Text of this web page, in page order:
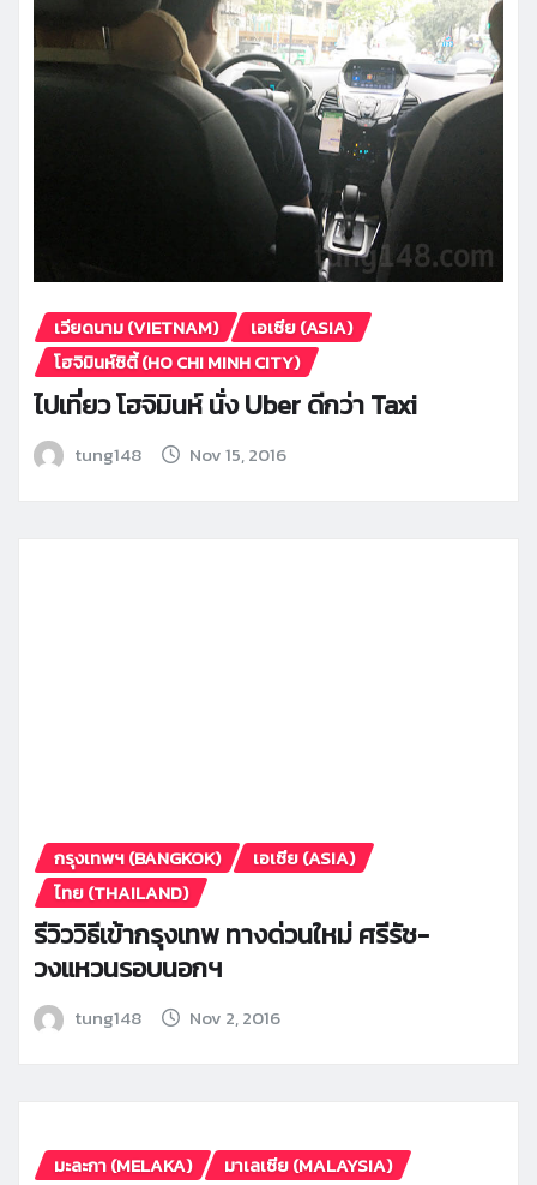
เวียดนาม (VIETNAM)
เอเซีย (ASIA)
โฮจิมินห์ซิตี้ (HO CHI MINH CITY)
ไปเที่ยว โฮจิมินห์ นั่ง Uber ดีกว่า Taxi
tung148 Nov 15, 2016
กรุงเทพฯ (BANGKOK)
เอเซีย (ASIA)
ไทย (THAILAND)
รีวิววิธีเข้ากรุงเทพ ทางด่วนใหม่ ศรีรัช-
วงแหวนรอบนอกฯ
tung148 Nov 2, 2016
มะละกา (MELAKA)
มาเลเซีย (MALAYSIA)